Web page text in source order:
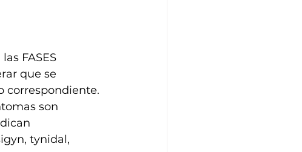
FASES
que se
correspondiente.
son
tynidal,